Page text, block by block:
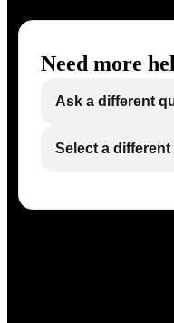
Need more
Ask a different
Select a